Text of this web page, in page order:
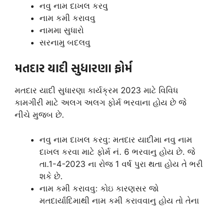
નવુ નામ દાખલ કરવુ
નામ કમી કરાવવુ
નામમા સુધારો
સરનામુ બદલવુ
મતદાર યાદી સુધારણા ફોર્મ
મતદાર યાદી સુધારણા કાર્યક્રમ 2023 માટે વિવિધ
કામગીરી માટે અલગ અલગ ફોર્મ ભરવાના હોય છે જે
નીચે મુજબ છે.
નવુ નામ દાખલ કરવુ: મતદાર યાદીમા નવુ નામ
દાખલ કરવા માટે ફોર્મ નં. 6 ભરવાનુ હોય છે. જે
તા.1-4-2023 ના રોજ 1 વર્ષ પુરા થતા હોય તે ભરી
શકે છે.
નામ કમી કરાવવુ: કોઇ કારણસર જો
મતદાર્યાદિમાથી નામ કમી કરાવવાનુ હોય તો તેના